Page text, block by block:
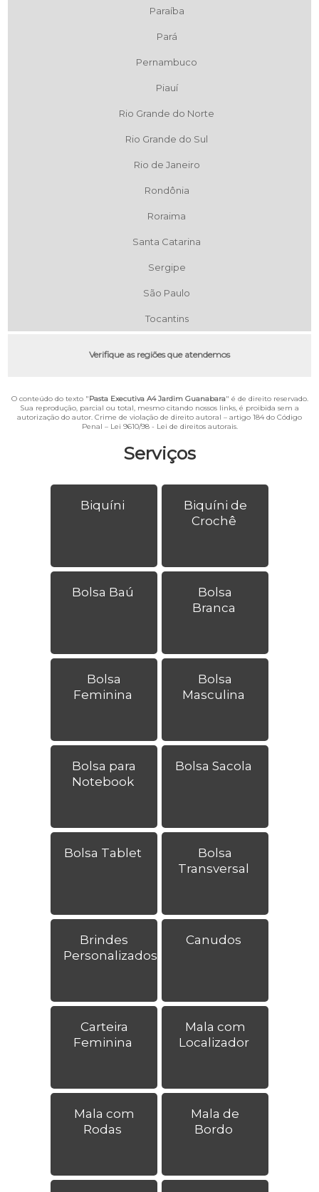
Serviços
Biquíni
Biquíni de
Crochê
Bolsa Baú
Bolsa
Branca
Bolsa
Feminina
Bolsa
Masculina
Bolsa para
Notebook
Bolsa Sacola
Bolsa Tablet
Bolsa
Transversal
Brindes
Personalizados
Canudos
Carteira
Feminina
Mala com
Localizador
Mala com
Rodas
Mala de
Bordo
Paraíba
Pará
Pernambuco
Piauí
Rio Grande do Norte
Rio Grande do Sul
Rio de Janeiro
Rondônia
Roraima
Santa Catarina
Sergipe
São Paulo
Tocantins
Verifique as regiões que atendemos
O conteúdo do texto "Pasta Executiva A4 Jardim Guanabara" é de direito reservado.
Sua reprodução, parcial ou total, mesmo citando nossos links, é proibida sem a
autorização do autor. Crime de violação de direito autoral – artigo 184 do Código
Penal – Lei 9610/98 - Lei de direitos autorais.